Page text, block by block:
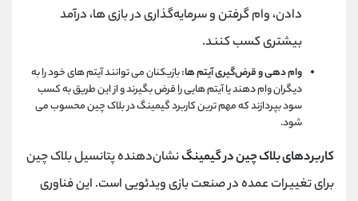
دادن، وام گرفتن و سرمایه‌گذاری در بازی‌ ها، درآمد
بیشتری کسب کنند.
وام ‌دهی و قرض‌گیری آیتم ‌ها:بازیکنان می‌ توانند آیتم ‌های خود را به
دیگران وام دهند یا آیتم‌ هایی را قرض بگیرند و از این طریق به کسب
سود بپردازند که مهم ترین کاربرد گیمینگ در بلاک چین محسوب می
شود.
کاربردهای بلاک چین در گیمینگنشان‌دهنده پتانسیل بلاک چین
برای تغییرات عمده در صنعت بازی ویدئویی است. این فناوری